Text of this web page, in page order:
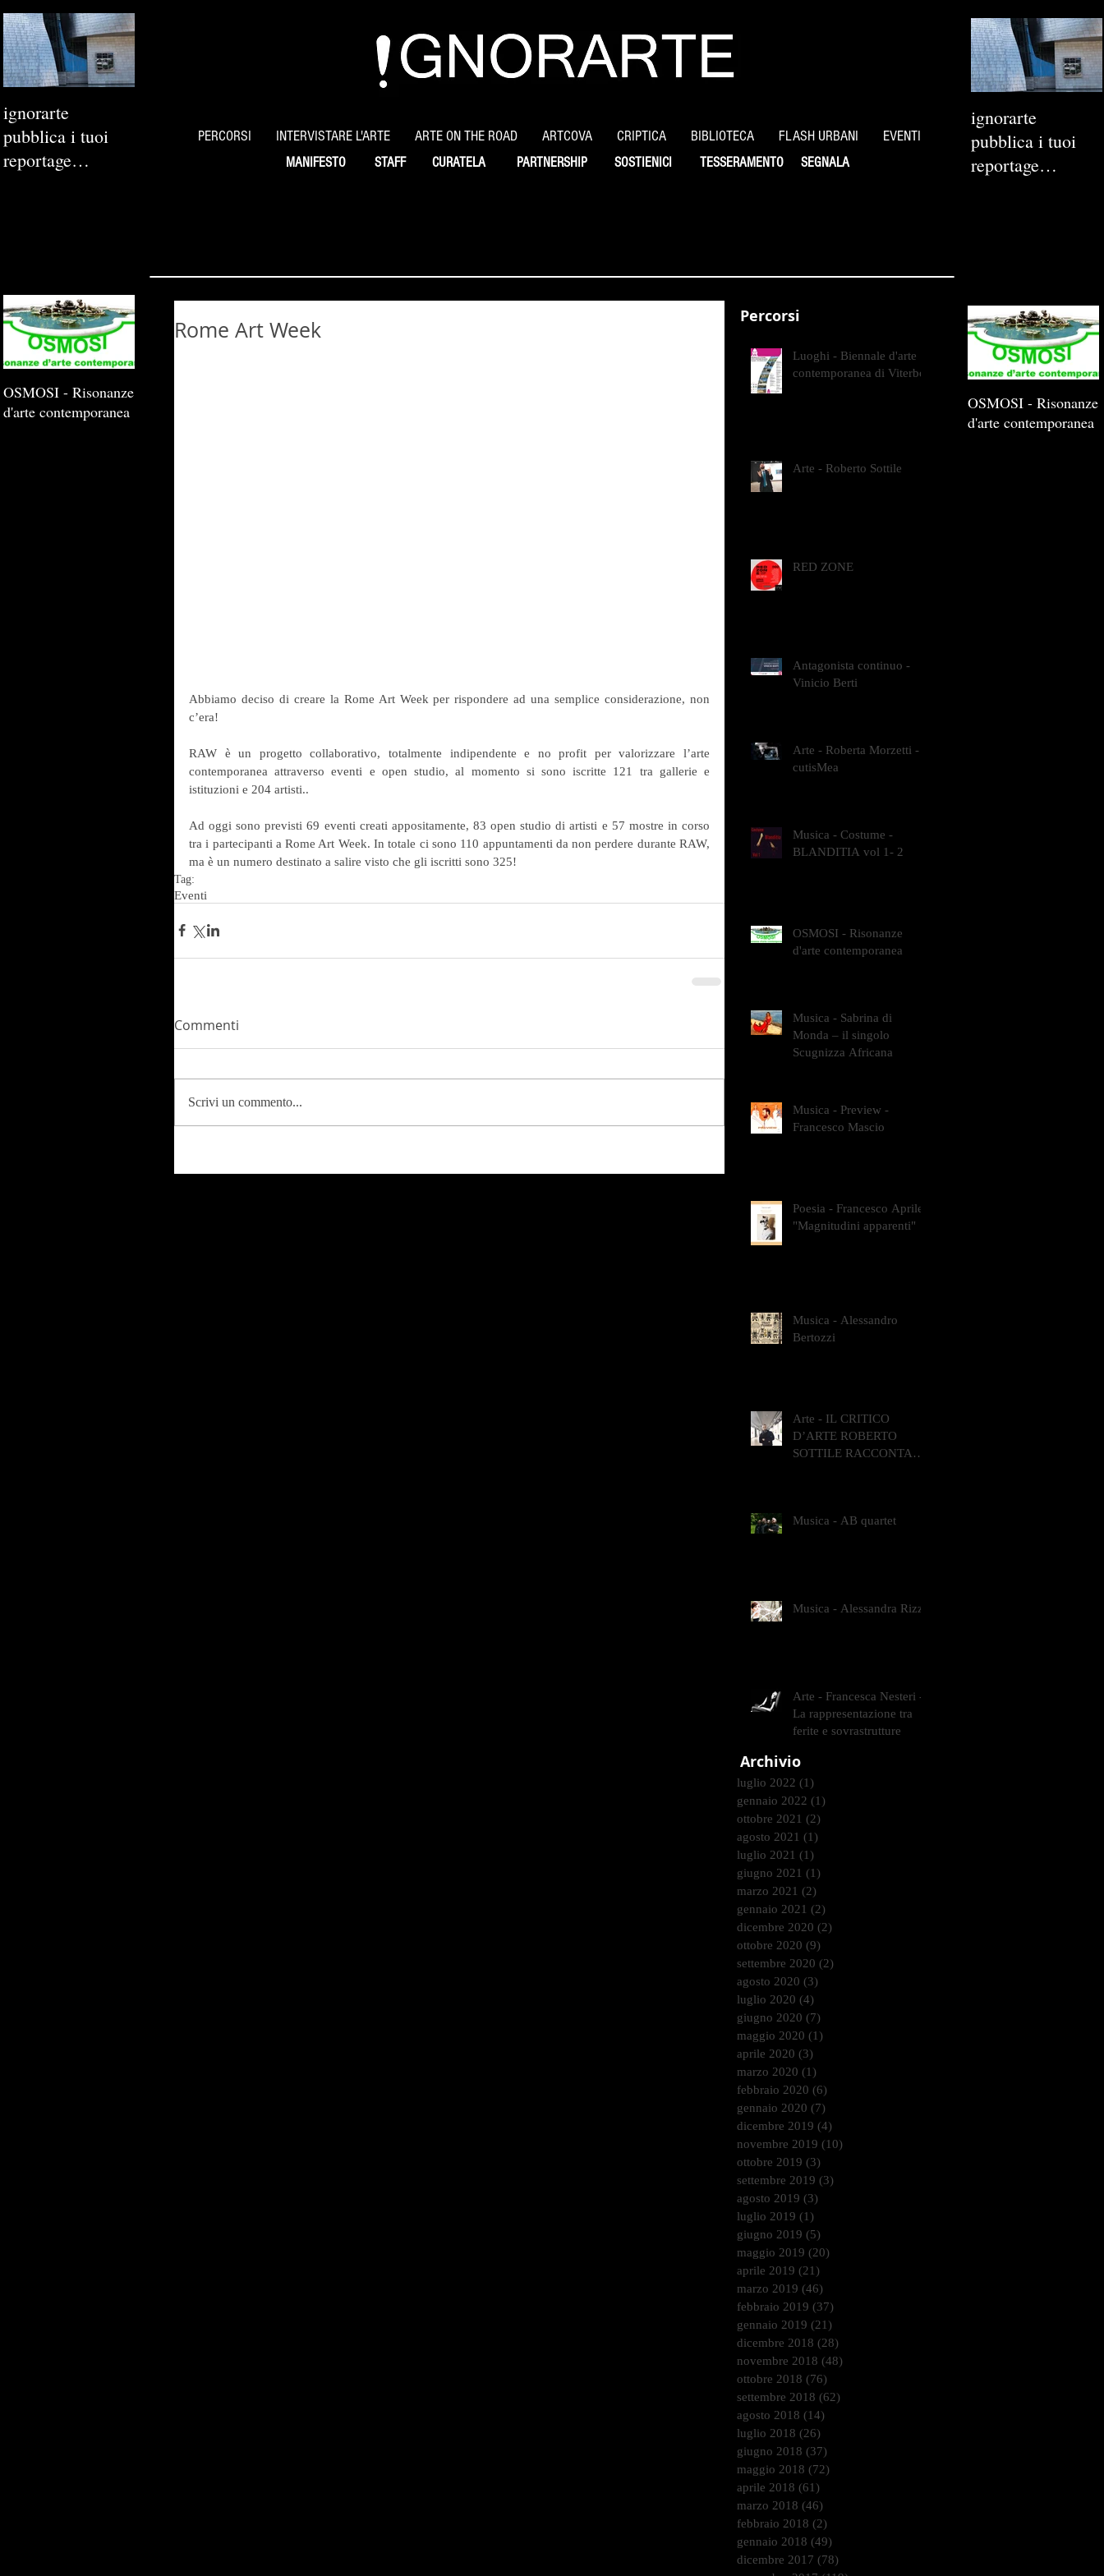
ignorarte
pubblica i tuoi
reportage
PERCORSI INTERVISTARE L'ARTE ARTE ON THE ROAD ARTCOVA CRIPTICA BIBLIOTECA FLASH URBANI EVENTI
MANIFESTO STAFF CURATELA PARTNERSHIP SOSTIENICI SEGNALA
TESSERAMENTO
ignorarte
pubblica i tuoi
reportage
Rome Art Week
Abbiamo deciso di creare la Rome Art Week per rispondere ad una semplice considerazione, non
c’era!
RAW è un progetto collaborativo, totalmente indipendente e no profit per valorizzare l’arte
contemporanea attraverso eventi e open studio, al momento si sono iscritte 121 tra gallerie e
istituzioni e 204 artisti..
Ad oggi sono previsti 69 eventi creati appositamente, 83 open studio di artisti e 57 mostre in corso
tra i partecipanti a Rome Art Week. In totale ci sono 110 appuntamenti da non perdere durante RAW,
ma è un numero destinato a salire visto che gli iscritti sono 325!
Tag:
Eventi
Commenti
Scrivi un commento...
Percorsi
Luoghi - Biennale d'arte
contemporanea di Viterbo
Arte - Roberto Sottile
RED ZONE
Antagonista continuo -
Vinicio Berti
Arte - Roberta Morzetti -
cutisMea
Musica - Costume -
BLANDITIA vol 1- 2
OSMOSI - Risonanze
d'arte contemporanea
Musica - Sabrina di
Monda – il singolo
Scugnizza Africana
Musica - Preview -
Francesco Mascio
Poesia - Francesco Aprile -
"Magnitudini apparenti"
Musica - Alessandro
Bertozzi
Arte - IL CRITICO
D’ARTE ROBERTO
SOTTILE RACCONTA
Musica - AB quartet
Musica - Alessandra Rizzo
Arte - Francesca Nesteri -
La rappresentazione tra
ferite e sovrastrutture
Archivio
luglio 2022 (1)
gennaio 2022 (1)
ottobre 2021 (2)
agosto 2021 (1)
luglio 2021 (1)
giugno 2021 (1)
marzo 2021 (2)
gennaio 2021 (2)
dicembre 2020 (2)
ottobre 2020 (9)
settembre 2020 (2)
agosto 2020 (3)
luglio 2020 (4)
giugno 2020 (7)
maggio 2020 (1)
aprile 2020 (3)
marzo 2020 (1)
febbraio 2020 (6)
gennaio 2020 (7)
dicembre 2019 (4)
novembre 2019 (10)
ottobre 2019 (3)
settembre 2019 (3)
agosto 2019 (3)
luglio 2019 (1)
giugno 2019 (5)
maggio 2019 (20)
aprile 2019 (21)
marzo 2019 (46)
febbraio 2019 (37)
gennaio 2019 (21)
dicembre 2018 (28)
novembre 2018 (48)
ottobre 2018 (76)
settembre 2018 (62)
agosto 2018 (14)
luglio 2018 (26)
giugno 2018 (37)
maggio 2018 (72)
aprile 2018 (61)
marzo 2018 (46)
febbraio 2018 (2)
gennaio 2018 (49)
dicembre 2017 (78)
OSMOSI - Risonanze
d'arte contemporanea
OSMOSI - Risonanze
d'arte contemporanea